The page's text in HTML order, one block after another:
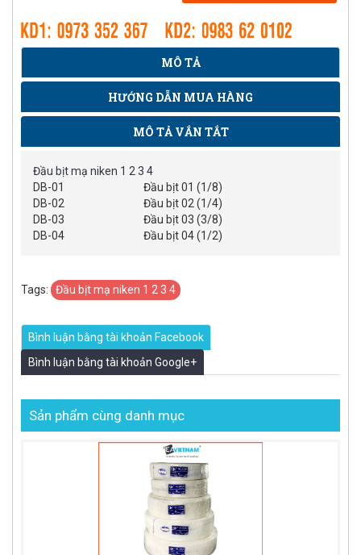
MÔ TẢ
HƯỚNG DẪN MUA HÀNG
MÔ TẢ VẮN TẮT
Đầu bịt mạ niken 1 2 3 4
DB-01
Đầu bịt 01 (1/8)
DB-02
Đầu bịt 02 (1/4)
DB-03
Đầu bịt 03 (3/8)
DB-04
Đầu bịt 04 (1/2)
Tags: Đầu bịt mạ niken 1 2 3 4
Bình luận bằng tài khoản Facebook
Bình luận bằng tài khoản Google+
Sản phẩm cùng danh mục